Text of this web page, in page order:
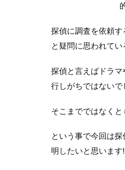
探偵に調査を依頼
と疑問に思われてい
探偵と言えばドラ
行しがちではないで
そこまでではなくと
という事で今回は
明したいと思います